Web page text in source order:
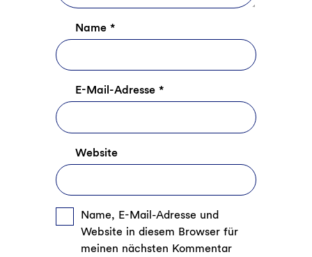
Name *
E-Mail-Adresse *
Website
Name, E-Mail-Adresse und
Website in diesem Browser für
meinen nächsten Kommentar